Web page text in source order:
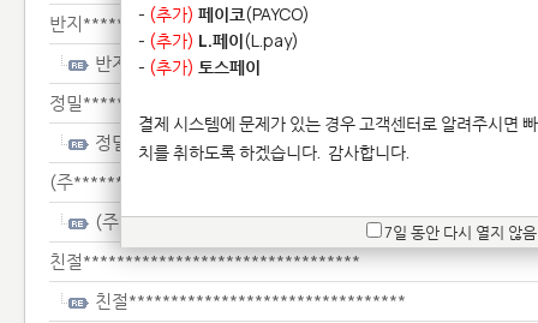
반지************
반지************
정밀************
정밀************
(주****************
(주****************
친절*********************************
친절*********************************
- (추가) 페이코(PAYCO)
- (추가) L.페이(L.pay)
- (추가) 토스페이
결제 시스템에 문제가 있는 경우 고객센터로 알려주시면
치를 취하도록 하겠습니다. 감사합니다.
7일 동안 다시 열지 않음